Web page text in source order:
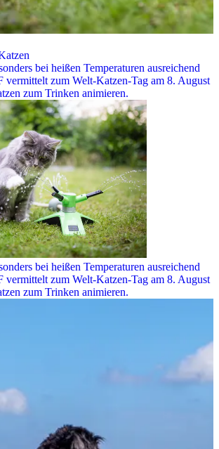
bei heißen Temperaturen ausreichend
vermittelt zum Welt-Katzen-Tag am 8. August
zum Trinken animieren.
bei heißen Temperaturen ausreichend
vermittelt zum Welt-Katzen-Tag am 8. August
zum Trinken animieren.